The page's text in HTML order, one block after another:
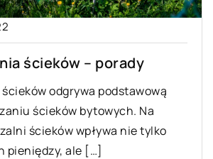
ścieków – porady
odgrywa podstawową
ścieków bytowych. Na
ścieków wpływa nie tylko
pieniędzy, ale […]